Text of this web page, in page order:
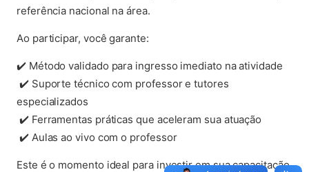
referência nacional na área.
Ao participar, você garante:
✔️ Método validado para ingresso imediato na atividade
✔️ Suporte técnico com professor e tutores
especializados
✔️ Ferramentas práticas que aceleram sua atuação
✔️ Aulas ao vivo com o professor
Este é o momento ideal para investir em sua capacitação